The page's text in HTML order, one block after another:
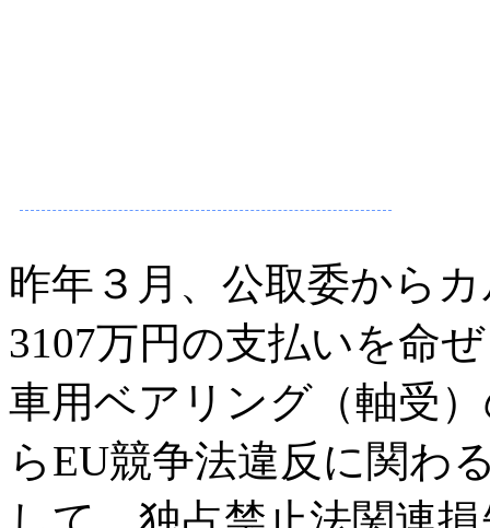
昨年３月、公取委から
3107万円の支払いを命
車用ベアリング（軸受
らEU競争法違反に関わ